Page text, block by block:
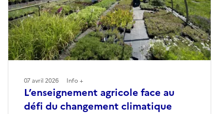
L’enseignement agricole face au
défi du changement climatique
07 avril 2026 Info +